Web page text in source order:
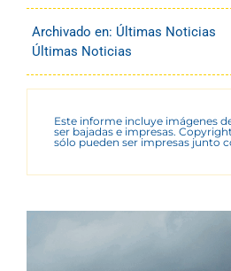
Archivado en: Últimas Noticias
Últimas Noticias
Este informe incluye imágenes
ser bajadas e impresas.
sólo pueden ser impresas junto